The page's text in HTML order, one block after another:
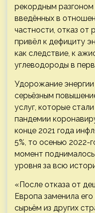
рекордным
введённых в
частности, отказ от
привёл к дефициту
как следствие, к
углеводороды в
Удорожание
серьёзным
услуг, которые
пандемии
конце 2021 года
5%, то осенью 2022-
момент
уровня за всю
«После отказа от
Европа заменила
сырьём из других